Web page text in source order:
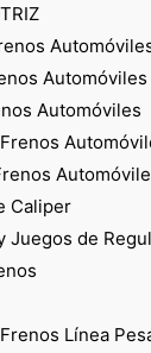
Automóviles
Automóviles
Caliper
Juegos de
Línea